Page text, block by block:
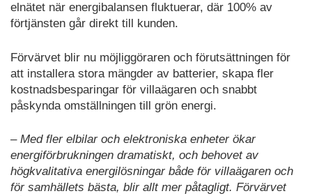
elnätet när energibalansen fluktuerar, där 100% av
förtjänsten går direkt till kunden.
Förvärvet blir nu möjliggöraren och förutsättningen för
att installera stora mängder av batterier, skapa fler
kostnadsbesparingar för villaägaren och snabbt
påskynda omställningen till grön energi.
– Med fler elbilar och elektroniska enheter ökar
energiförbrukningen dramatiskt, och behovet av
högkvalitativa energilösningar både för villaägaren och
för samhällets bästa, blir allt mer påtagligt. Förvärvet